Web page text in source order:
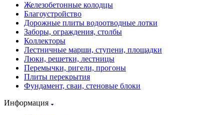
Железобетонные колодцы
Благоустройство
Дорожные плиты водоотводные лотки
Заборы, ограждения, столбы
Коллекторы
Лестничные марши, ступени, площадки
Люки, решетки, лестницы
Перемычки, ригели, прогоны
Плиты перекрытия
Фундамент, сваи, стеновые блоки
Информация